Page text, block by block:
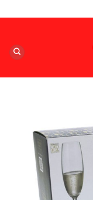
to